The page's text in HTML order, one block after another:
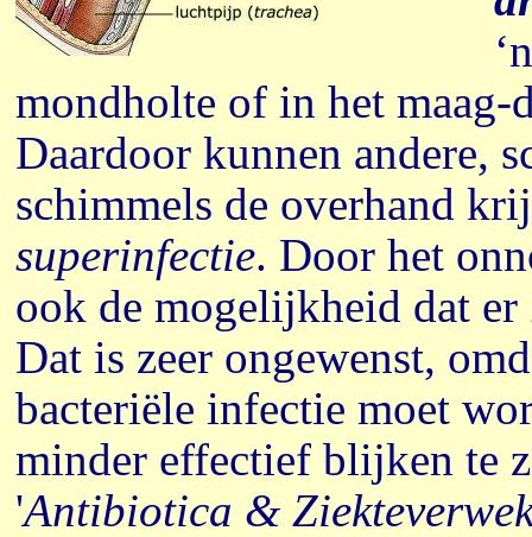
mondholte of in het maag-
Daardoor kunnen andere,
schimmels de overhand
superinfectie. Door het
ook de mogelijkheid dat er
Dat is zeer ongewenst,
bacteriële infectie moet
minder effectief blijken te
'Antibiotica &